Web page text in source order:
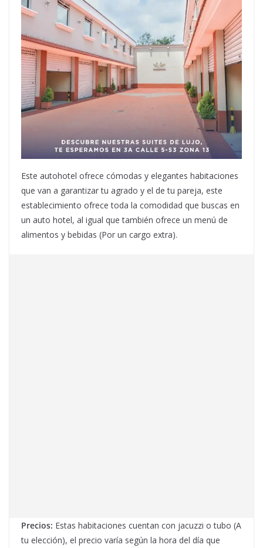
Este autohotel ofrece cómodas y elegantes habitaciones
que van a garantizar tu agrado y el de tu pareja, este
establecimiento ofrece toda la comodidad que buscas en
un auto hotel, al igual que también ofrece un menú de
alimentos y bebidas (Por un cargo extra).
Precios: Estas habitaciones cuentan con jacuzzi o tubo (A
tu elección), el precio varía según la hora del día que